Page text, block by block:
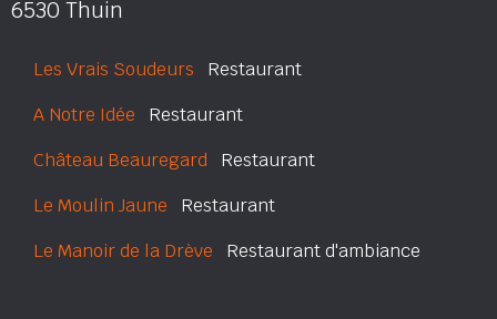
6530 Thuin
Les Vrais Soudeurs Restaurant
A Notre Idée Restaurant
Château Beauregard Restaurant
Le Moulin Jaune Restaurant
Le Manoir de la Drève Restaurant d'ambiance